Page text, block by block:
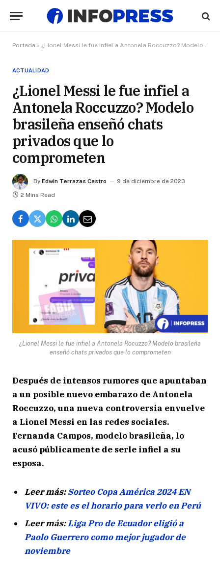
Portada » ¿Lionel Messi le fue infiel a Antonela Roccuzzo? Modelo brasileña enseñó chats privados que lo comprometen
ACTUALIDAD
¿Lionel Messi le fue infiel a
Antonela Roccuzzo? Modelo
brasileña enseñó chats
privados que lo
comprometen
By Edwin Terrazas Castro
9 de diciembre de 2023
2 Mins Read
¿Lionel Messi le fue infiel a Antonela Rocuzzo? Modelo brasileña
enseñó chats privados que lo comprometen
Después de intensos rumores que apuntaban
a un posible nuevo embarazo de Antonela
Roccuzzo, una nueva controversia envuelve
a Lionel Messi en las redes sociales.
Fernanda Campos, modelo brasileña, lo
acusó públicamente de serle infiel a su
esposa.
Leer más:Sorteo Copa América 2024 EN
VIVO: este es el horario para verlo en Perú
Leer más:Liga Pro de Ecuador eligió a
Paolo Guerrero como mejor jugador de
noviembre